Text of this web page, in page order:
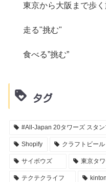
東京から大阪まで歩く
走る"挑む"
食べる”挑む”
タグ
#All-Japan 20タワーズ スタン
Shopify クラフトビール
サイボウズ 東京タ
テクテクライフ